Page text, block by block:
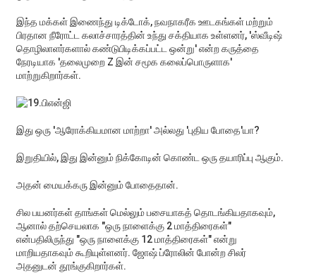
இந்த மக்கள் இணைந்து டிக்டோக், நவநாகரீக ஊடகங்கள் மற்றும்
பிரதான நீரோட்ட கலாச்சாரத்தின் உந்து சக்தியாக உள்ளனர், 'ஸ்வீடிஷ்
தொழிலாளர்களால் கண்டுபிடிக்கப்பட்ட ஒன்று' என்ற கருத்தை
நேரடியாக 'தலைமுறை Z இன் சமூக கலைப்பொருளாக'
மாற்றுகிறார்கள்.
இது ஒரு 'ஆரோக்கியமான மாற்றா' அல்லது 'புதிய போதை'யா?
இறுதியில், இது இன்னும் நிக்கோடின் கொண்ட ஒரு தயாரிப்பு ஆகும்.
அதன் மையக்கரு இன்னும் போதைதான்.
சில பயனர்கள் தாங்கள் மெல்லும் பசையாகத் தொடங்கியதாகவும்,
ஆனால் தற்செயலாக "ஒரு நாளைக்கு 2 மாத்திரைகள்"
என்பதிலிருந்து "ஒரு நாளைக்கு 12 மாத்திரைகள்" என்று
மாறியதாகவும் கூறியுள்ளனர். ஜோஷ் ப்ரோலின் போன்ற சிலர்
அதனுடன் தூங்குகிறார்கள்.